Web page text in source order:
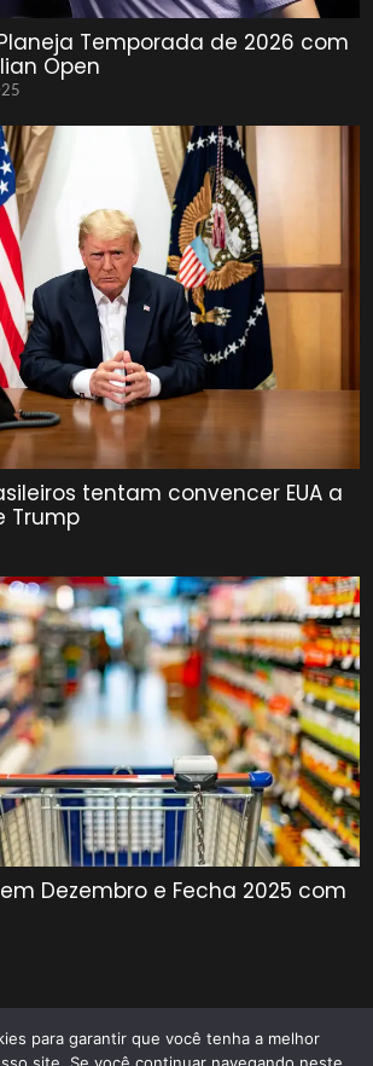
Temporada de 2026 com
Open
tentam convencer EUA a
Trump
Dezembro e Fecha 2025 com
para garantir que você tenha a melhor